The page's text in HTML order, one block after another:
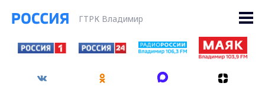
ГТРК Владимир